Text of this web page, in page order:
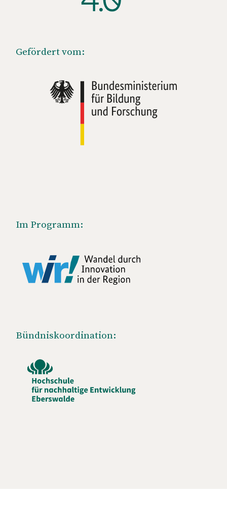
Gefördert vom:
Im Programm:
Bündniskoordination: